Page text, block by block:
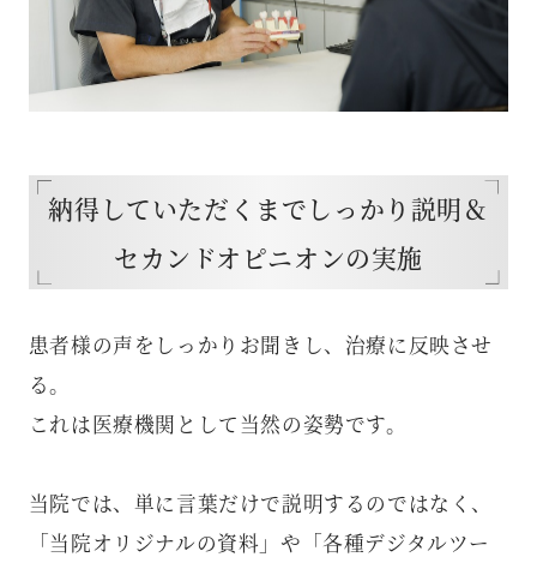
納得していただくまでしっかり説明＆
セカンドオピニオンの実施
患者様の声をしっかりお聞きし、治療に反映させ
る。
これは医療機関として当然の姿勢です。
当院では、単に言葉だけで説明するのではなく、
「当院オリジナルの資料」や「各種デジタルツー